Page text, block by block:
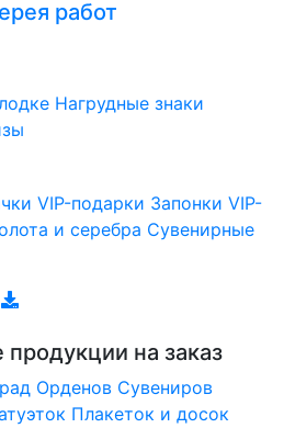
работ
Нагрудные знаки
VIP-подарки Запонки VIP-
и серебра Сувенирные
продукции на заказ
Орденов Сувениров
Плакеток и досок